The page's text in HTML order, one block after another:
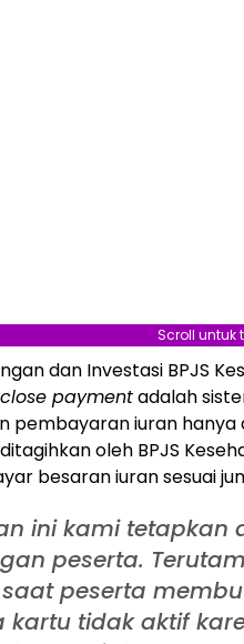
Scroll untuk
dan Investasi BPJS
close paymentadalah
pembayaran iuran hanya
oleh BPJS
besaran iuran sesuai
ini kami
peserta.
peserta
kartu tidak aktif